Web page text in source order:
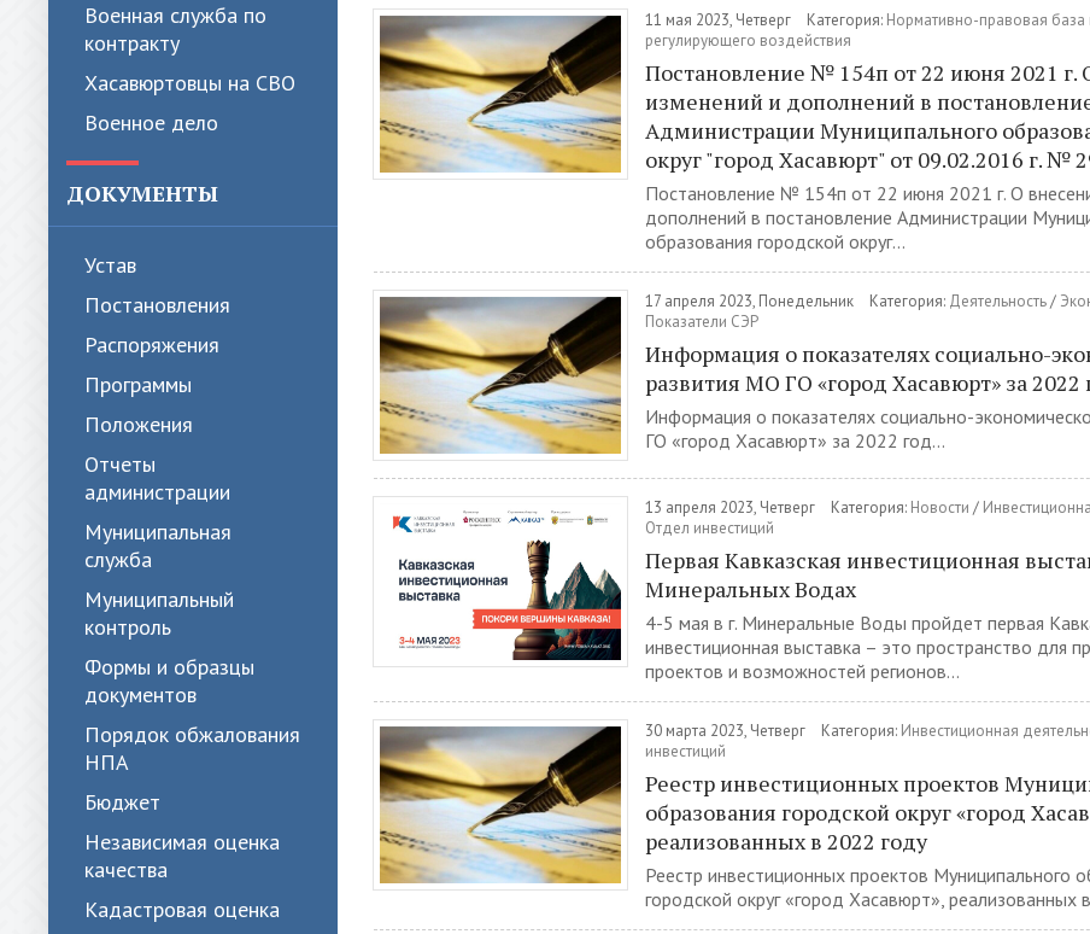
Военная служба по
контракту
Хасавюртовцы на СВО
Военное дело
ДОКУМЕНТЫ
Устав
Постановления
Распоряжения
Программы
Положения
Отчеты
администрации
Муниципальная
служба
Муниципальный
контроль
Формы и образцы
документов
Порядок обжалования
НПА
Бюджет
Независимая оценка
качества
Кадастровая оценка
11 мая 2023, Четверг Категория: Нормативно-правовая
регулирующего воздействия
Постановление № 154п от 22 июня 2021 г.
изменений и дополнений в
Администрации Муниципального
округ "город Хасавюрт" от 09.02.2016 г. №
Постановление № 154п от 22 июня 2021 г. О
дополнений в постановление Администрации
образования городской округ...
17 апреля 2023, Понедельник Категория: Деятельность/
Показатели СЭР
Информация о показателях социально-
развития МО ГО «город Хасавюрт» за 2022
Информация о показателях социально-
ГО «город Хасавюрт» за 2022 год...
13 апреля 2023, Четверг Категория: Новости /
Отдел инвестиций
Первая Кавказская инвестиционная
Минеральных Водах
4-5 мая в г. Минеральные Воды пройдет первая
инвестиционная выставка – это пространство для
проектов и возможностей регионов...
30 марта 2023, Четверг Категория: Инвестиционная
инвестиций
Реестр инвестиционных проектов
образования городской округ «город
реализованных в 2022 году
Реестр инвестиционных проектов Муниципального
городской округ «город Хасавюрт», реализованных